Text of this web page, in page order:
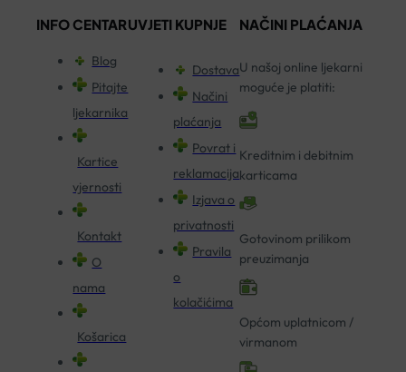
INFO CENTAR
Blog
Pitajte
ljekarnika
Kartice
vjernosti
Kontakt
O
nama
Košarica
UVJETI KUPNJE
Dostava
Načini
plaćanja
Povrat i
reklamacija
Izjava o
privatnosti
Pravila
o
kolačićima
NAČINI PLAĆANJA
U našoj online ljekarni
moguće je platiti:
Kreditnim i debitnim
karticama
Gotovinom prilikom
preuzimanja
Općom uplatnicom /
virmanom